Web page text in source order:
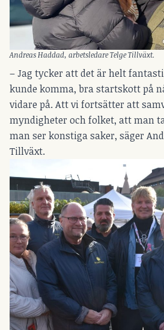
Andreas Haddad, arbetsledare Telge Tillväxt.
– Jag tycker att det är helt
kunde komma, bra startskott på
vidare på. Att vi fortsätter att
myndigheter och folket, att man
man ser konstiga saker, säger
Tillväxt.